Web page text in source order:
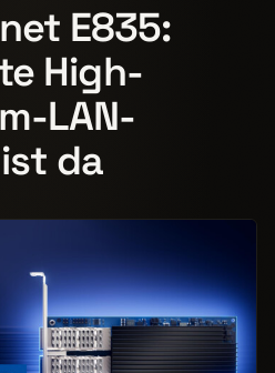
E835:
High-
LAN-
da